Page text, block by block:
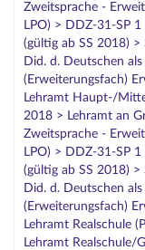
Zweitsprache -
LPO) > DDZ-31-SP
(gültig ab SS 2018) >
Did. d. Deutschen
(Erweiterungsfach)
Lehramt Haupt-/
2018 > Lehramt an
Zweitsprache -
LPO) > DDZ-31-SP
(gültig ab SS 2018) >
Did. d. Deutschen
(Erweiterungsfach)
Lehramt Realschule
Lehramt Realschule/